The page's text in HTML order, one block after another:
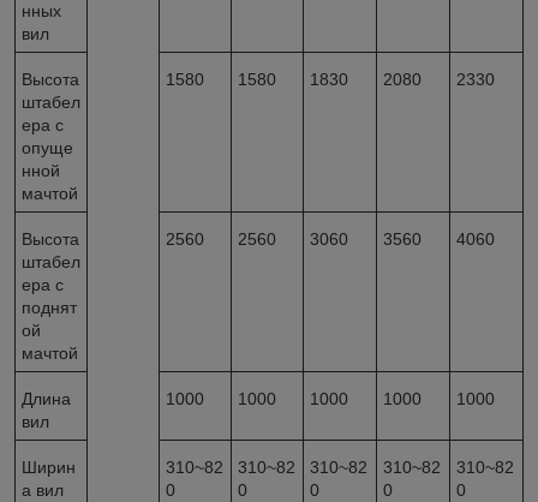
нных
вил
Высота
штабел
ера с
опуще
нной
мачтой
1580 1580 1830 2080 2330
Высота
штабел
ера с
поднят
ой
мачтой
2560 2560 3060 3560 4060
Длина
вил
1000 1000 1000 1000 1000
Ширин
а вил
310~82
0
310~82
0
310~82
0
310~82
0
310~82
0